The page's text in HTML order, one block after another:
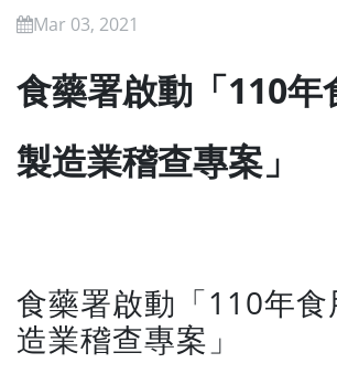
Mar 03, 2021
食藥署啟動「110年
製造業稽查專案」
食藥署啟動「110年食
造業稽查專案」